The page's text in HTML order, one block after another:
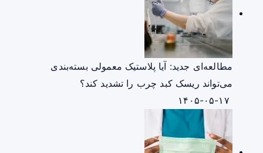
مطالعه‌ای جدید: آیا پلاستیک معمولی بسته‌بندی
می‌تواند ریسک کبد چرب را تشدید کند؟